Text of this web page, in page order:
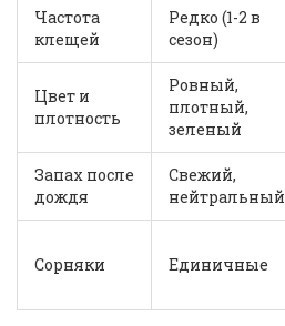
Частота
клещей
Редко (1-2 в
сезон)
Цвет и
плотность
Ровный,
плотный,
зеленый
Запах после
дождя
Свежий,
нейтральный
Сорняки Единичные